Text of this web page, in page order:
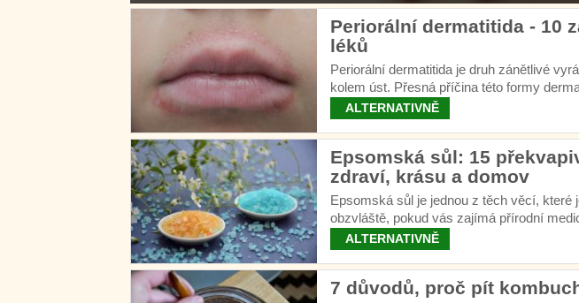
Periorální dermatitida - 10
léků
Periorální dermatitida je druh zánětlivé
kolem úst. Přesná příčina této formy
ALTERNATIVNĚ
Epsomská sůl: 15
zdraví, krásu a domov
Epsomská sůl je jednou z těch věcí, které
obzvláště, pokud vás zajímá přírodní
ALTERNATIVNĚ
7 důvodů, proč pít